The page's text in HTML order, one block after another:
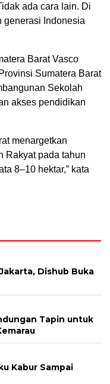
ada cara lain. Di
generasi Indonesia
Barat Vasco
Sumatera Barat
Sekolah
akses pendidikan
menargetkan
Rakyat pada tahun
8–10 hektar,” kata
Dishub Buka
Tapin untuk
Kabur Sampai